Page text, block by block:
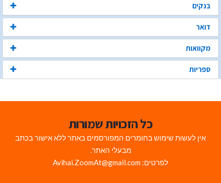
בנקים
דואר
מקוואות
ספריות
כל הזכויות שמורות
אין לעשות שימוש בחומרים המפורסמים באתר ללא אישור בכתב
מבעלי האתר.
לפרטים: Avihai.ZoomAt@gmail.com